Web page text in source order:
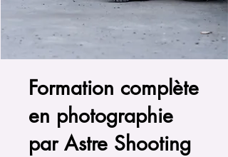
Formation complète
en photographie
par Astre Shooting